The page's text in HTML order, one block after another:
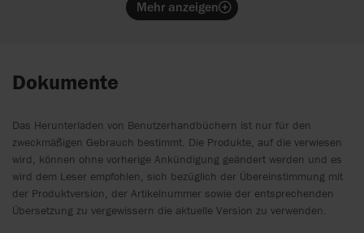
Mehr anzeigen
Dokumente
Das Herunterladen von Benutzerhandbüchern ist nur für den
zweckmäßigen Gebrauch bestimmt. Die Produkte, auf die verwiesen
wird, können ohne vorherige Ankündigung geändert werden und es
wird dem Leser empfohlen, sich bezüglich der Übereinstimmung mit
der Produktversion, der Artikelnummer sowie der entsprechenden
Übersetzung zu vergewissern die aktuelle Version zu verwenden.